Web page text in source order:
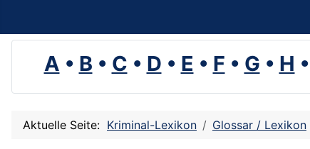
A • B • C • D • E • F • G • H •
Aktuelle Seite: Kriminal-Lexikon Glossar / Lexikon